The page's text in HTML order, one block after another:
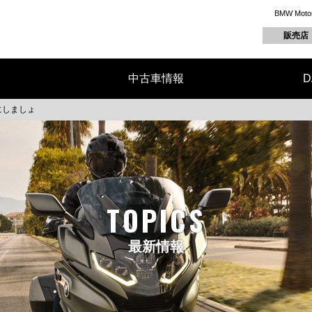
BMW
販売店
中古車情報
ましょ
TOPICS
最新情報